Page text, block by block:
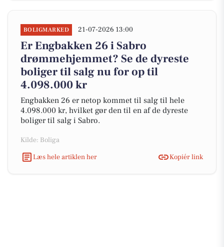
BOLIGMARKED 21-07-2026 13:00
Er Engbakken 26 i Sabro
drømmehjemmet? Se de dyreste
boliger til salg nu for op til
4.098.000 kr
Engbakken 26 er netop kommet til salg til hele
4.098.000 kr, hvilket gør den til en af de dyreste
boliger til salg i Sabro.
Kilde: Boliga
Læs hele artiklen her
Kopiér link